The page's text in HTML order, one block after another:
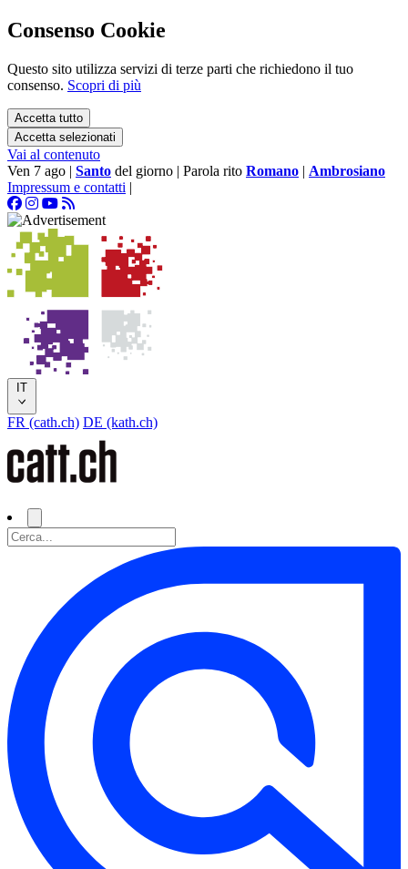
Consenso Cookie
Questo sito utilizza servizi di terze parti che richiedono il tuo
consenso. Scopri di più
Accetta tutto
Accetta selezionati
Vai al contenuto
Ven 7 ago | Santo del giorno | Parola rito Romano | Ambrosiano
Impressum e contatti |
IT
FR (cath.ch) DE (kath.ch)